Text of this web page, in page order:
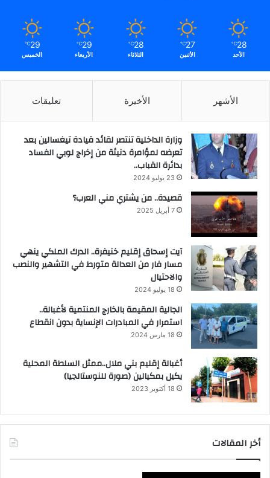
28
℃
الأحد
27
℃
الأثنين
28
℃
الثلاثاء
29
℃
الأربعاء
29
℃
الخميس
الأشهر الأخيرة تعليقات
وزارة الداخلية تنتصر لقائد قيادة تيغسالين بعد
تعرضه لمؤامرة دنيئة من إخراج لوبي الفساد
بدائرة القباب..
23 يوليو 2024
قصيدة.. من يشتري مني العرب؟
7 أبريل 2025
آيت إسحاق إقليم خنيفرة.. الدرك الملكي ينهي
مسار فار من العدالة متورط في التشهير والنصب
والاحتيال
18 يوليو 2024
الجالية المقيمة بالخارج المنتمية لأغبالة..
استمرار في المبادرات الإنساية بدون انقطاع
18 مارس 2024
أغبالة إقليم بني ملال..ممثل السلطة المحلية
يكيل بمكيالين (صورة للنوستالجيا)
18 أكتوبر 2023
أخر المقالات